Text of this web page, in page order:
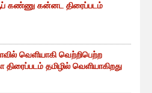
கண்ணு கன்னட திரைப்படம்
வெளியாகி வெற்றிபெற்ற
தமிழில் வெளியாகிறது